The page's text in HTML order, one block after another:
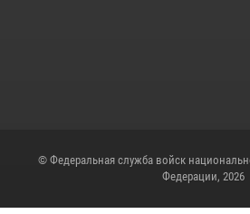
© Федеральная служба войск
Федерации, 2026